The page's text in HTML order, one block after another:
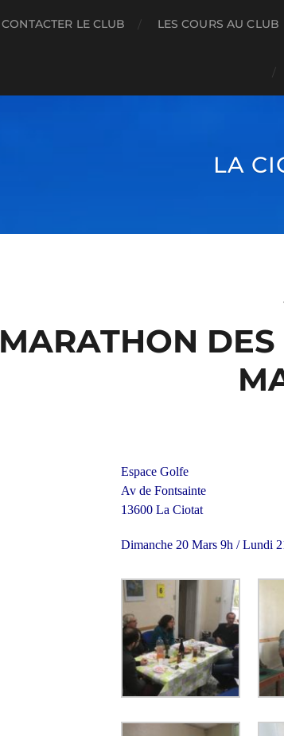
CONTACTER LE CLUB LES COURS AU CLUB
LA
MARATHON
Espace Golfe
Av de Fontsainte
13600 La Ciotat
Dimanche 20 Mars 9h / Lundi